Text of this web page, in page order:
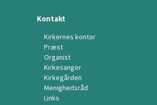
Kontakt
Kirkernes kontor
Præst
Organist
Kirkesanger
Kirkegården
Menighedsråd
Links